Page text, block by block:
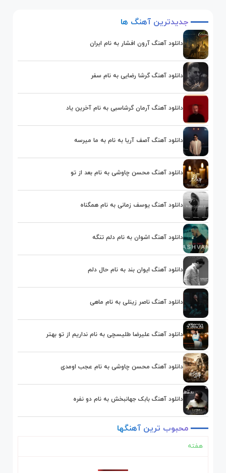
جدیدترین آهنگ ها
دانلود آهنگ آرون افشار به نام ایران
دانلود آهنگ گرشا رضایی به نام سفر
دانلود آهنگ آرمان گرشاسبی به نام آخرین یاد
دانلود آهنگ آصف آریا به نام به ما میرسه
دانلود آهنگ محسن چاوشی به نام بعد از تو
دانلود آهنگ یوسف زمانی به نام همگناه
دانلود آهنگ اشوان به نام دلم تنگه
دانلود آهنگ ایوان بند به نام حال دلم
دانلود آهنگ ناصر زینلی به نام ماهی
دانلود آهنگ علیرضا طلیسچی به نام نداریم از تو بهتر
دانلود آهنگ محسن چاوشی به نام عجب اومدی
دانلود آهنگ بابک جهانبخش به نام دو نفره
محبوب ترین آهنگها
هفته